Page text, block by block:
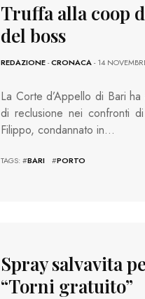
Truffa alla coop
del boss
REDAZIONE-CRONACA- 14
La Corte d’Appello di Bari
di reclusione nei confronti
Filippo, condannato in…
TAGS: #BARI #PORTO
Spray salvavita
“Torni gratuito”